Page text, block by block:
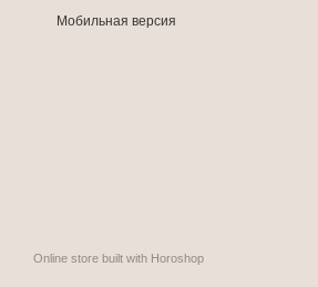
Мобильная версия
Online store built with Horoshop